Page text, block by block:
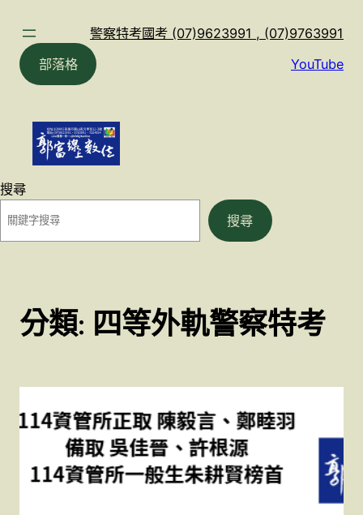
警察特考國考 (07)9623991 , (07)9763991
部落格
YouTube
搜尋
搜尋
分類: 四等外軌警察特考